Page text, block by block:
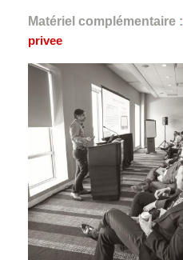
Matériel complémentaire :
privee